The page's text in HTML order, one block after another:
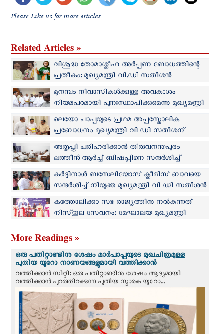
Please Like us for more articles
Related Articles »
വിശുദ്ധ തോമാശ്ലീഹ അർപ്പണ ബോധത്തിന്റെ
പ്രതീകം: മുഖ്യമന്ത്രി വി.ഡി സതീശൻ
മുനമ്പം നിവാസികൾക്കുള്ള അവകാശം
നിയമപരമായി പുനഃസ്ഥാപിക്കുമെന്നു മുഖ്യമന്ത്രി
ലെയോ പാപ്പയുടെ പ്രഥമ അപ്പസ്തോലിക
പ്രബോധനം മുഖ്യമന്ത്രി വി ഡി സതീശന്
സമ്മാനിച്ച് സിസിബിഐ
അതൃപ്തി പരിഹരിക്കാൻ തിരുവനന്തപുരം
ലത്തീന്‍ ആര്‍ച്ച് ബിഷപ്പിനെ സന്ദര്‍ശിച്ച്
മുഖ്യമന്ത്രി
കർദ്ദിനാൾ ബസേലിയോസ് ക്ലീമിസ് ബാവയെ
സന്ദര്‍ശിച്ച് നിയുക്ത മുഖ്യമന്ത്രി വി ഡി സതീശൻ
കത്തോലിക്കാ സഭ രാജ്യത്തിനു നൽകുന്നത്
നിസ്‌തുല സേവനം: മേഘാലയ മുഖ്യമന്ത്രി
More Readings »
ഒരു പതിറ്റാണ്ടിനു ശേഷം മാർപാപ്പയുടെ മുഖചിത്രമുള്ള
പുതിയ യൂറോ നാണയങ്ങളുമായി വത്തിക്കാന്‍
വത്തിക്കാന്‍ സിറ്റി: ഒരു പതിറ്റാണ്ടിനു ശേഷം ആദ്യമായി
വത്തിക്കാൻ പുറത്തിറക്കുന്ന പുതിയ സ്മാരക യൂറോ...